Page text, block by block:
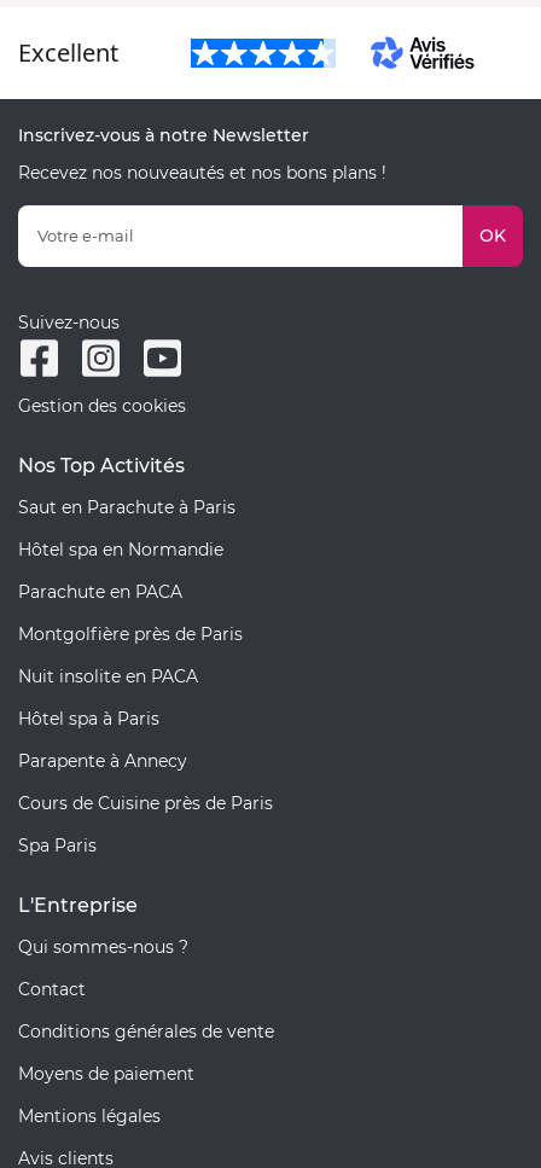
Excellent
Inscrivez-vous à notre Newsletter
Recevez nos nouveautés et nos bons plans !
OK
Suivez-nous
Gestion des cookies
Nos Top Activités
Saut en Parachute à Paris
Hôtel spa en Normandie
Parachute en PACA
Montgolfière près de Paris
Nuit insolite en PACA
Hôtel spa à Paris
Parapente à Annecy
Cours de Cuisine près de Paris
Spa Paris
L'Entreprise
Qui sommes-nous ?
Contact
Conditions générales de vente
Moyens de paiement
Mentions légales
Avis clients